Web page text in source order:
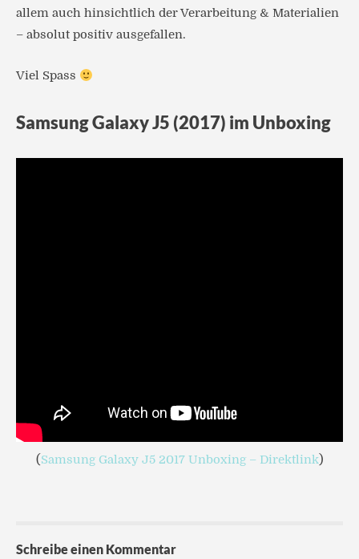
allem auch hinsichtlich der Verarbeitung & Materialien
– absolut positiv ausgefallen.
Viel Spass
Samsung Galaxy J5 (2017) im Unboxing
(Samsung Galaxy J5 2017 Unboxing – Direktlink)
Schreibe einen Kommentar